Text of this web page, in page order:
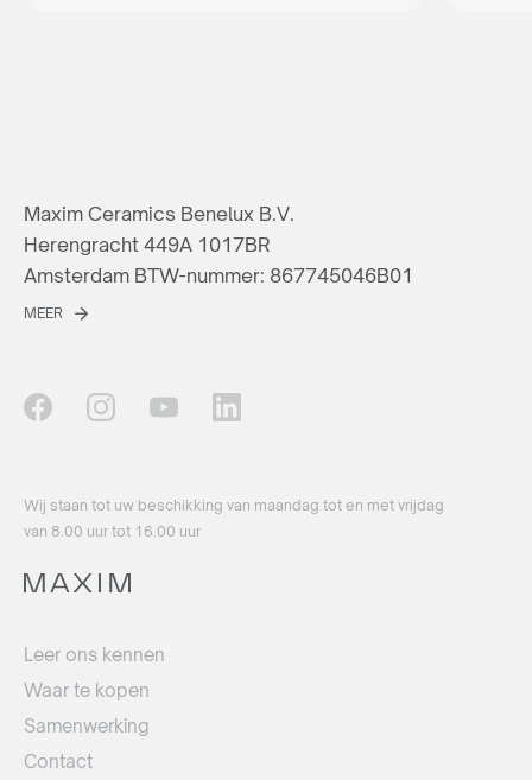
Maxim Ceramics Benelux B.V.
Herengracht 449A 1017BR
Amsterdam BTW-nummer: 867745046B01
MEER
Wij staan ​​tot uw beschikking van maandag tot en met vrijdag
van 8.00 uur tot 16.00 uur
Leer ons kennen
Waar te kopen
Samenwerking
Contact